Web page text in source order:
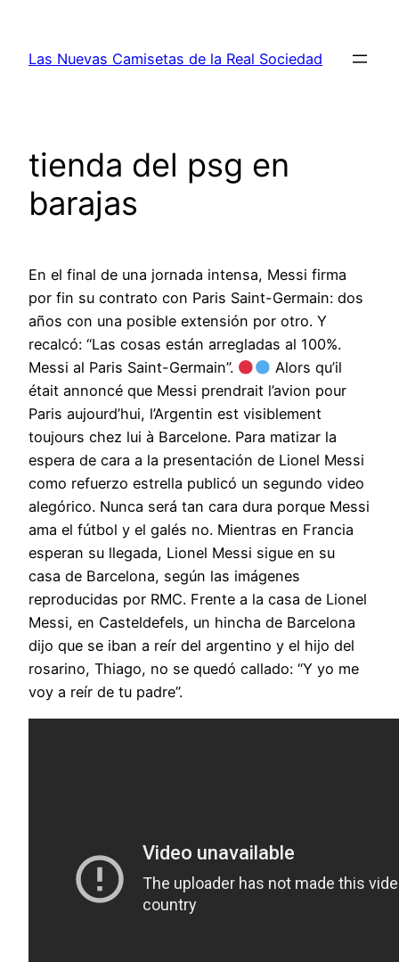
contenido
Las Nuevas Camisetas de la Real Sociedad
tienda del psg en
barajas
En el final de una jornada intensa, Messi firma
por fin su contrato con Paris Saint-Germain: dos
años con una posible extensión por otro. Y
recalcó: “Las cosas están arregladas al 100%.
Messi al Paris Saint-Germain”.
Alors qu’il
était annoncé que Messi prendrait l’avion pour
Paris aujourd’hui, l’Argentin est visiblement
toujours chez lui à Barcelone. Para matizar la
espera de cara a la presentación de Lionel Messi
como refuerzo estrella publicó un segundo video
alegórico. Nunca será tan cara dura porque Messi
ama el fútbol y el galés no. Mientras en Francia
esperan su llegada, Lionel Messi sigue en su
casa de Barcelona, según las imágenes
reproducidas por RMC. Frente a la casa de Lionel
Messi, en Casteldefels, un hincha de Barcelona
dijo que se iban a reír del argentino y el hijo del
rosarino, Thiago, no se quedó callado: “Y yo me
voy a reír de tu padre”.